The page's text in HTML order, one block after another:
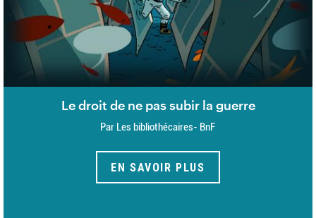
Le droit de ne pas subir la guerre
Par Les bibliothécaires- BnF
EN SAVOIR PLUS